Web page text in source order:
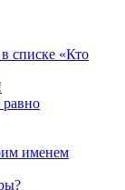
списке «Кто
равно
именем